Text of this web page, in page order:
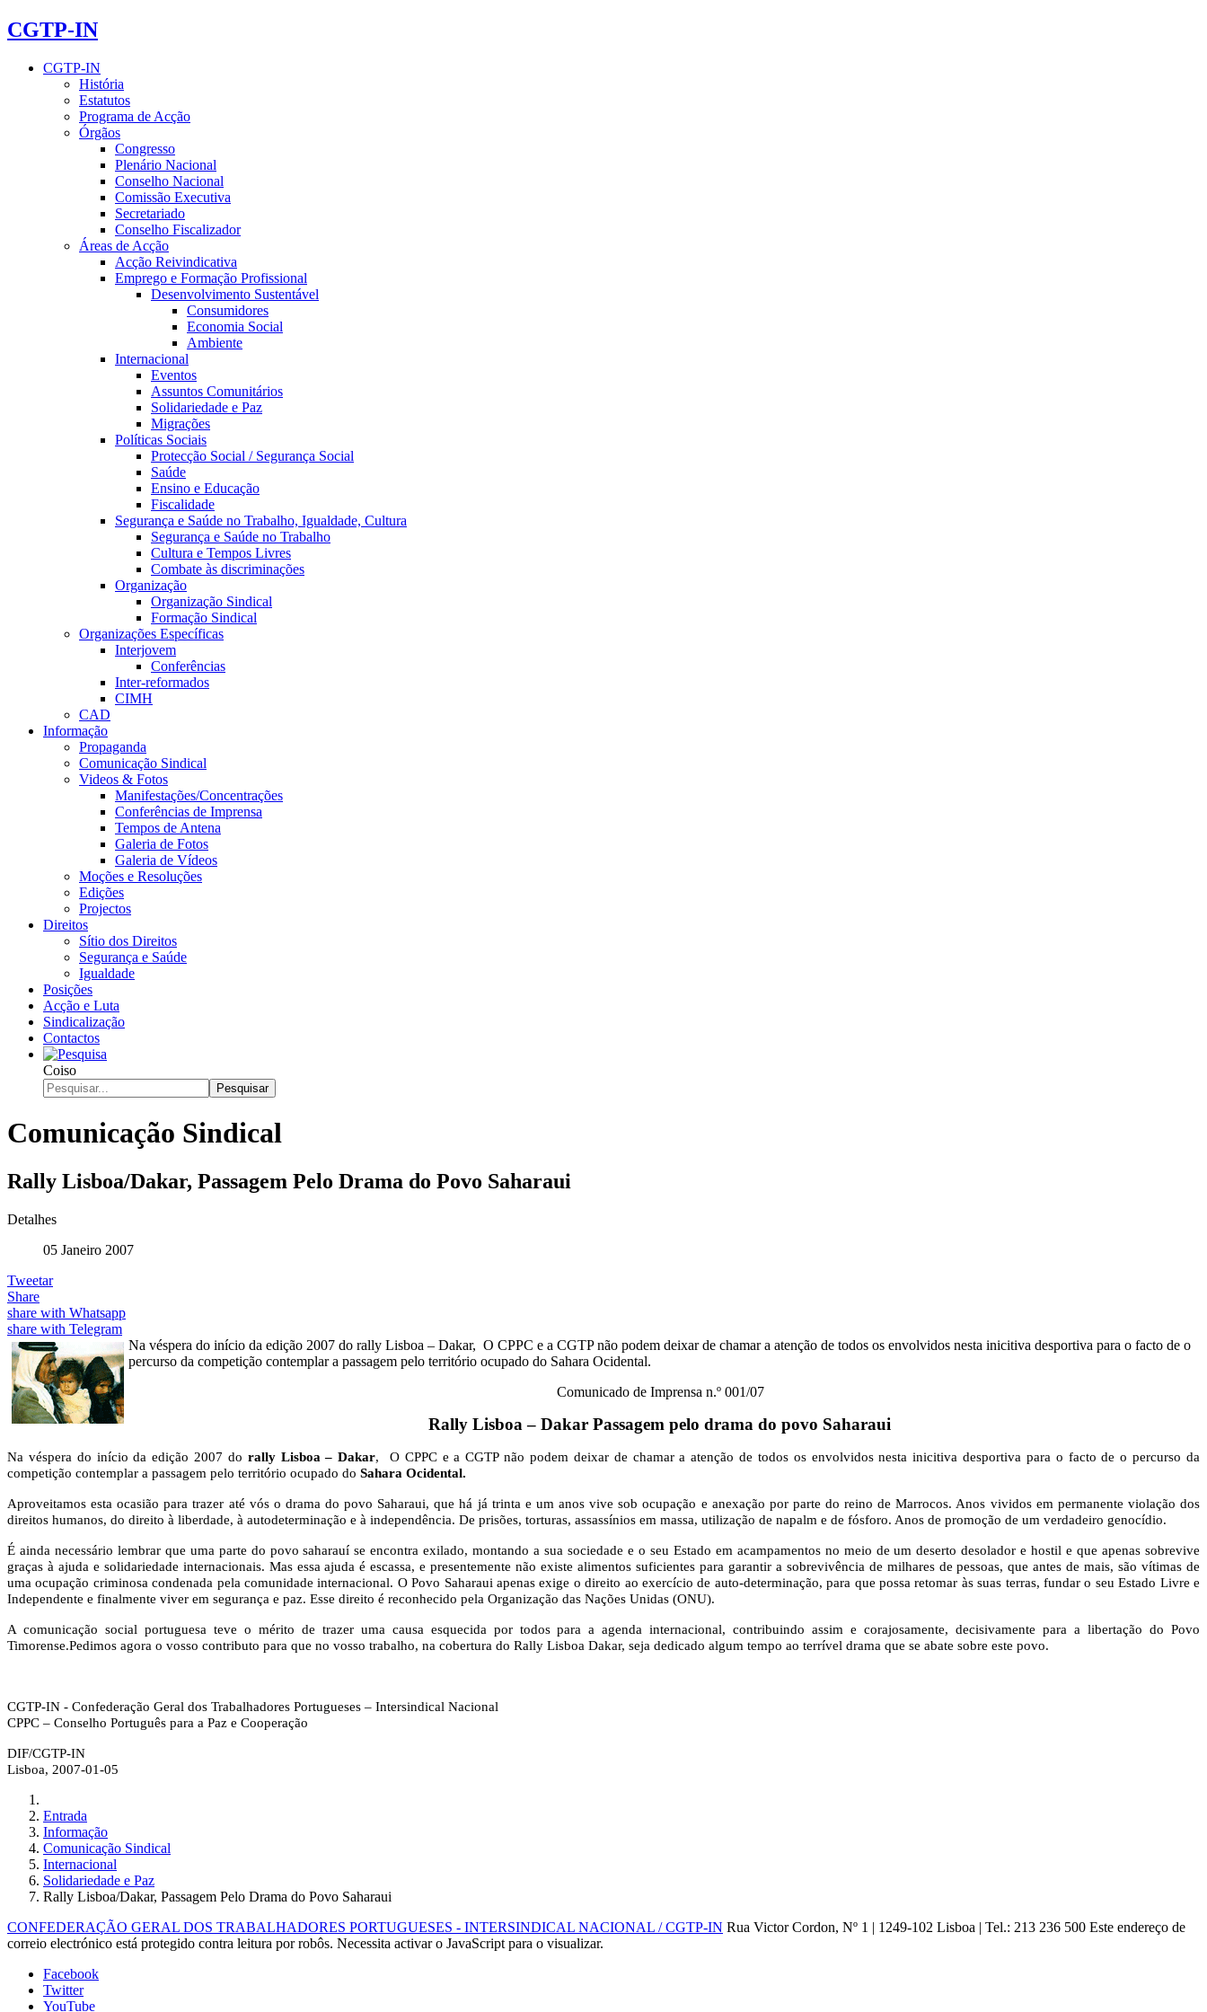
CGTP-IN
CGTP-IN
História
Estatutos
Programa de Acção
Órgãos
Congresso
Plenário Nacional
Conselho Nacional
Comissão Executiva
Secretariado
Conselho Fiscalizador
Áreas de Acção
Acção Reivindicativa
Emprego e Formação Profissional
Desenvolvimento Sustentável
Consumidores
Economia Social
Ambiente
Internacional
Eventos
Assuntos Comunitários
Solidariedade e Paz
Migrações
Políticas Sociais
Protecção Social / Segurança Social
Saúde
Ensino e Educação
Fiscalidade
Segurança e Saúde no Trabalho, Igualdade, Cultura
Segurança e Saúde no Trabalho
Cultura e Tempos Livres
Combate às discriminações
Organização
Organização Sindical
Formação Sindical
Organizações Específicas
Interjovem
Conferências
Inter-reformados
CIMH
CAD
Informação
Propaganda
Comunicação Sindical
Videos & Fotos
Manifestações/Concentrações
Conferências de Imprensa
Tempos de Antena
Galeria de Fotos
Galeria de Vídeos
Moções e Resoluções
Edições
Projectos
Direitos
Sítio dos Direitos
Segurança e Saúde
Igualdade
Posições
Acção e Luta
Sindicalização
Contactos
Coiso
Pesquisar
Comunicação Sindical
Rally Lisboa/Dakar, Passagem Pelo Drama do Povo Saharaui
Detalhes
05 Janeiro 2007
Tweetar
Share
share with Whatsapp
share with Telegram
Na véspera do início da edição 2007 do rally Lisboa – Dakar, O CPPC e a CGTP não podem deixar de chamar a atenção de todos os envolvidos nesta inicitiva desportiva para o facto de o
percurso da competição contemplar a passagem pelo território ocupado do Sahara Ocidental.
Comunicado de Imprensa n.º 001/07
Rally Lisboa – Dakar Passagem pelo drama do povo Saharaui
Na véspera do início da edição 2007 do rally Lisboa – Dakar, O CPPC e a CGTP não podem deixar de chamar a atenção de todos os envolvidos nesta inicitiva desportiva para o facto de o percurso da
competição contemplar a passagem pelo território ocupado do Sahara Ocidental.
Aproveitamos esta ocasião para trazer até vós o drama do povo Saharaui, que há já trinta e um anos vive sob ocupação e anexação por parte do reino de Marrocos. Anos vividos em permanente violação dos
direitos humanos, do direito à liberdade, à autodeterminação e à independência. De prisões, torturas, assassínios em massa, utilização de napalm e de fósforo. Anos de promoção de um verdadeiro genocídio.
É ainda necessário lembrar que uma parte do povo saharauí se encontra exilado, montando a sua sociedade e o seu Estado em acampamentos no meio de um deserto desolador e hostil e que apenas sobrevive
graças à ajuda e solidariedade internacionais. Mas essa ajuda é escassa, e presentemente não existe alimentos suficientes para garantir a sobrevivência de milhares de pessoas, que antes de mais, são vítimas de
uma ocupação criminosa condenada pela comunidade internacional. O Povo Saharaui apenas exige o direito ao exercício de auto-determinação, para que possa retomar às suas terras, fundar o seu Estado Livre e
Independente e finalmente viver em segurança e paz. Esse direito é reconhecido pela Organização das Nações Unidas (ONU).
A comunicação social portuguesa teve o mérito de trazer uma causa esquecida por todos para a agenda internacional, contribuindo assim e corajosamente, decisivamente para a libertação do Povo
Timorense.Pedimos agora o vosso contributo para que no vosso trabalho, na cobertura do Rally Lisboa Dakar, seja dedicado algum tempo ao terrível drama que se abate sobre este povo.
CGTP-IN - Confederação Geral dos Trabalhadores Portugueses – Intersindical Nacional
CPPC – Conselho Português para a Paz e Cooperação
DIF/CGTP-IN
Lisboa, 2007-01-05
Entrada
Informação
Comunicação Sindical
Internacional
Solidariedade e Paz
Rally Lisboa/Dakar, Passagem Pelo Drama do Povo Saharaui
CONFEDERAÇÃO GERAL DOS TRABALHADORES PORTUGUESES - INTERSINDICAL NACIONAL / CGTP-IN Rua Victor Cordon, Nº 1 | 1249-102 Lisboa | Tel.: 213 236 500 Este endereço de
correio electrónico está protegido contra leitura por robôs. Necessita activar o JavaScript para o visualizar.
Facebook
Twitter
YouTube